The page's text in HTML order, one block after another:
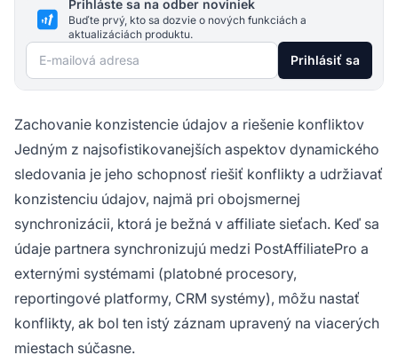
Prihláste sa na odber noviniek
Buďte prvý, kto sa dozvie o nových funkciách a
aktualizáciách produktu.
E-mailová adresa Prihlásiť sa
Zachovanie konzistencie údajov a riešenie konfliktov
Jedným z najsofistikovanejších aspektov dynamického
sledovania je jeho schopnosť riešiť konflikty a udržiavať
konzistenciu údajov, najmä pri obojsmernej
synchronizácii, ktorá je bežná v affiliate sieťach. Keď sa
údaje partnera synchronizujú medzi PostAffiliatePro a
externými systémami (platobné procesory,
reportingové platformy, CRM systémy), môžu nastať
konflikty, ak bol ten istý záznam upravený na viacerých
miestach súčasne.